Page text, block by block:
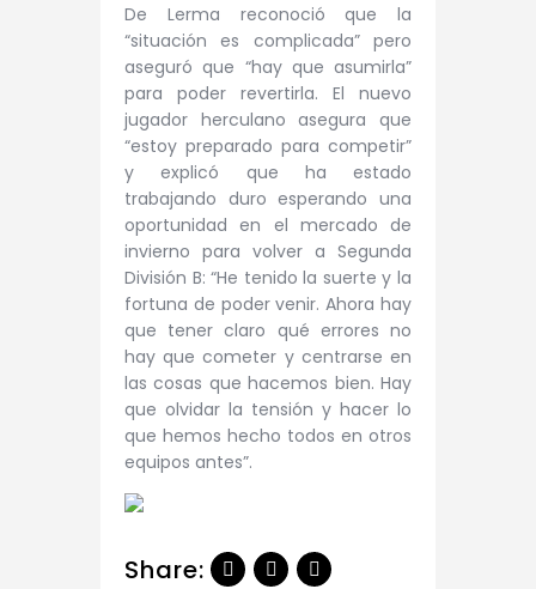
De Lerma reconoció que la
“situación es complicada” pero
aseguró que “hay que asumirla”
para poder revertirla. El nuevo
jugador herculano asegura que
“estoy preparado para competir”
y explicó que ha estado
trabajando duro esperando una
oportunidad en el mercado de
invierno para volver a Segunda
División B: “He tenido la suerte y la
fortuna de poder venir. Ahora hay
que tener claro qué errores no
hay que cometer y centrarse en
las cosas que hacemos bien. Hay
que olvidar la tensión y hacer lo
que hemos hecho todos en otros
equipos antes”.
Share: